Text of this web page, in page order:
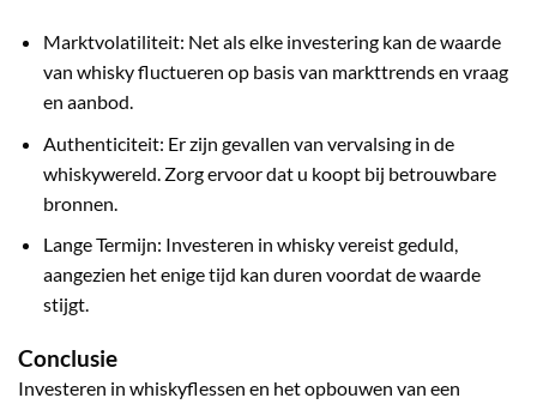
Marktvolatiliteit: Net als elke investering kan de waarde
van whisky fluctueren op basis van markttrends en vraag
en aanbod.
Authenticiteit: Er zijn gevallen van vervalsing in de
whiskywereld. Zorg ervoor dat u koopt bij betrouwbare
bronnen.
Lange Termijn: Investeren in whisky vereist geduld,
aangezien het enige tijd kan duren voordat de waarde
stijgt.
Conclusie
Investeren in whiskyflessen en het opbouwen van een